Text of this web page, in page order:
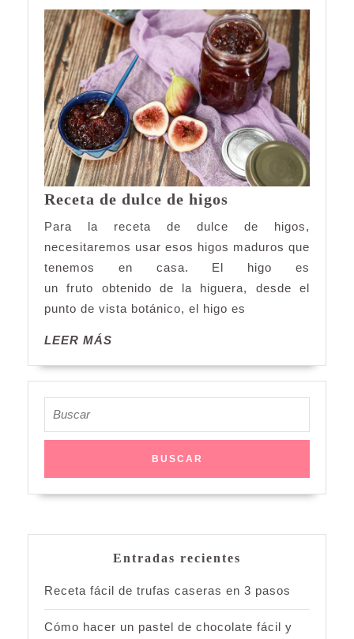
Receta de dulce de higos
dulce
de
higos
Para la receta de dulce de higos,
necesitaremos usar esos higos maduros que
tenemos en casa. El higo es
un fruto obtenido de la higuera, desde el
punto de vista botánico, el higo es
LEER MÁS
Entradas recientes
Receta fácil de trufas caseras en 3 pasos
Cómo hacer un pastel de chocolate fácil y